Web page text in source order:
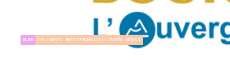
ALLIER EVÉNEMENTS INSTITUTIONS, COLLECTIVITÉS RÉSEAUX